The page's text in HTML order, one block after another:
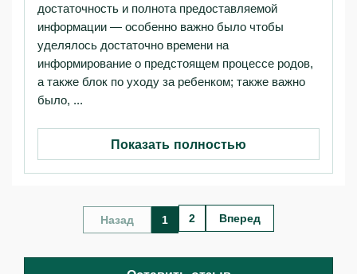
достаточность и полнота предоставляемой
информации — особенно важно было чтобы
уделялось достаточно времени на
информирование о предстоящем процессе родов,
а также блок по уходу за ребенком; также важно
было, ...
Показать полностью
Назад 1 2 Вперед